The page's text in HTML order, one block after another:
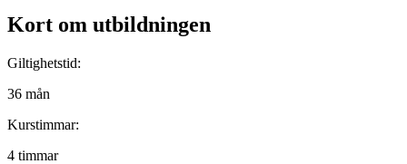
Kort om utbildningen
Giltighetstid:
36 mån
Kurstimmar:
4 timmar